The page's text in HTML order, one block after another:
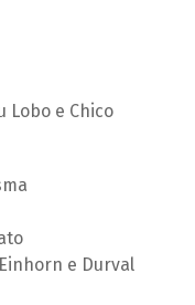
Lobo e Chico
e Durval